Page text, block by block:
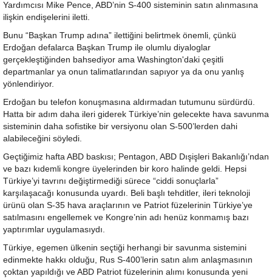
Yardımcısı Mike Pence, ABD’nin S-400 sisteminin satın alınmasına
ilişkin endişelerini iletti.
Bunu “Başkan Trump adına” ilettiğini belirtmek önemli, çünkü
Erdoğan defalarca Başkan Trump ile olumlu diyaloglar
gerçekleştiğinden bahsediyor ama Washington'daki çeşitli
departmanlar ya onun talimatlarından sapıyor ya da onu yanlış
yönlendiriyor.
Erdoğan bu telefon konuşmasına aldırmadan tutumunu sürdürdü.
Hatta bir adım daha ileri giderek Türkiye’nin gelecekte hava savunma
sisteminin daha sofistike bir versiyonu olan S-500’lerden dahi
alabileceğini söyledi.
Geçtiğimiz hafta ABD baskısı; Pentagon, ABD Dışişleri Bakanlığı’ndan
ve bazı kıdemli kongre üyelerinden bir koro halinde geldi. Hepsi
Türkiye’yi tavrını değiştirmediği sürece “ciddi sonuçlarla”
karşılaşacağı konusunda uyardı. Beli başlı tehditler, ileri teknoloji
ürünü olan S-35 hava araçlarının ve Patriot füzelerinin Türkiye’ye
satılmasını engellemek ve Kongre’nin adı henüz konmamış bazı
yaptırımlar uygulamasıydı.
Türkiye, egemen ülkenin seçtiği herhangi bir savunma sistemini
edinmekte hakkı olduğu, Rus S-400’lerin satın alım anlaşmasının
çoktan yapıldığı ve ABD Patriot füzelerinin alımı konusunda yeni